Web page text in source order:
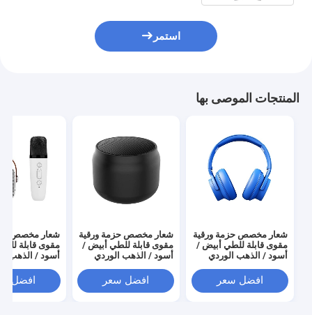
استمر
المنتجات الموصى بها
شعار مخصص حزمة ورقية
مقوى قابلة للطي أبيض /
أسود / الذهب الوردي
مغناطيسية مع إغلاق
الشريط
افضل سعر
شعار مخصص حزمة ورقية
مقوى قابلة للطي أبيض /
أسود / الذهب الوردي
مغناطيسية مع إغلاق
الشريط
افضل سعر
شعار مخصص
مقوى قابلة
أسود / الذهب
مغناطيسية مع
الشريط
افضل